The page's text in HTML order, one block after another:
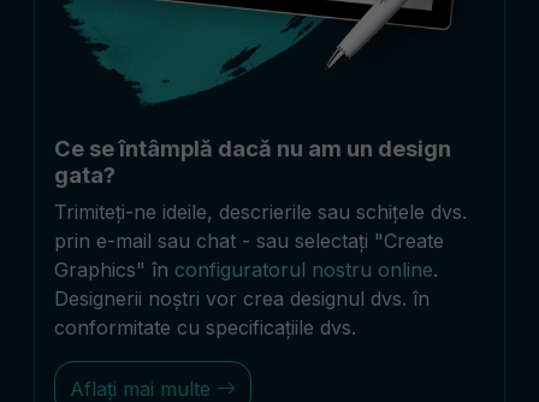
Ce se întâmplă dacă nu am un design
gata?
Trimiteți-ne ideile, descrierile sau schițele dvs.
prin e-mail sau chat - sau selectați "Create
Graphics" în configuratorul nostru online.
Designerii noștri vor crea designul dvs. în
conformitate cu specificațiile dvs.
Aflați mai multe